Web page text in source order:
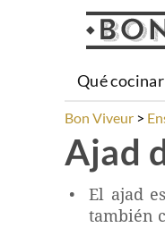
Qué cocinar
Bon Viveur
Ajad
El ajad
también